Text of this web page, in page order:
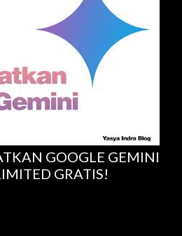
GOOGLE GEMINI
GRATIS!